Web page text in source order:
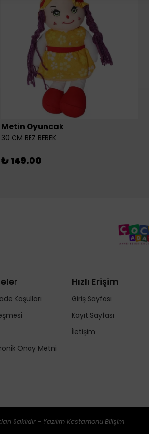
Metin Oyuncak
30 CM BEZ BEBEK
₺ 149.00
Koşulları
Onay Metni
Hızlı Erişim
Giriş Sayfası
Kayıt Sayfası
İletişim
Saklıdır - Yazılım Kastamonu Bilişim